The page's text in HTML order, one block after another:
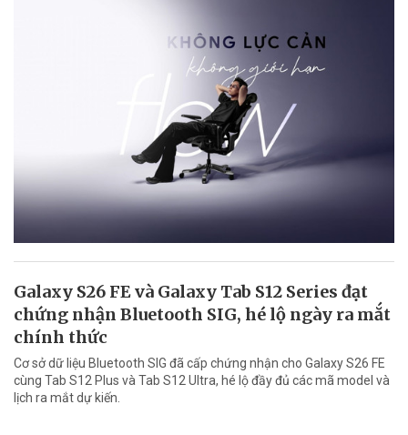
Galaxy S26 FE và Galaxy Tab S12 Series đạt
chứng nhận Bluetooth SIG, hé lộ ngày ra mắt
chính thức
Cơ sở dữ liệu Bluetooth SIG đã cấp chứng nhận cho Galaxy S26 FE
cùng Tab S12 Plus và Tab S12 Ultra, hé lộ đầy đủ các mã model và
lịch ra mắt dự kiến.